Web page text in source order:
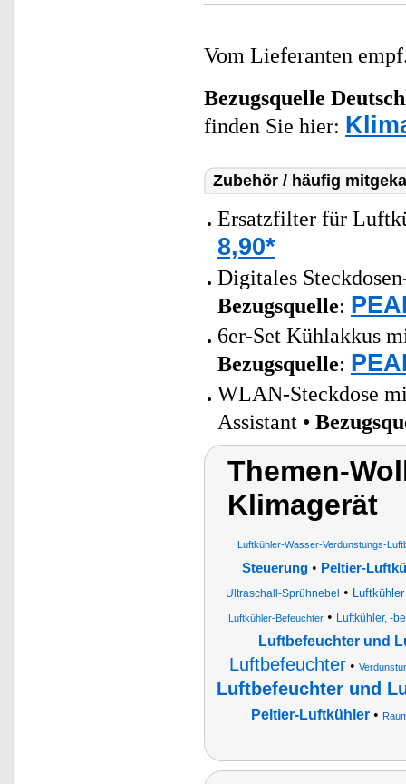
Vom Lieferanten
Bezugsquelle
finden Sie hier:
Zubehör / häufig
Ersatzfilter für
8,90*
Digitales
Bezugsquelle:
6er-Set Kühlakkus
Bezugsquelle:
WLAN-Steckdose
Assistant •
Themen-
Klimagerät
Luftkühler-Wasser-Verdunstungs-
Steuerung • Peltier-
Ultraschall-Sprühnebel •
Luftkühler-Befeuchter• Luftkühler, -
Luftbefeuchter und
Luftbefeuchter •
Luftbefeuchter und
Peltier-Luftkühler•